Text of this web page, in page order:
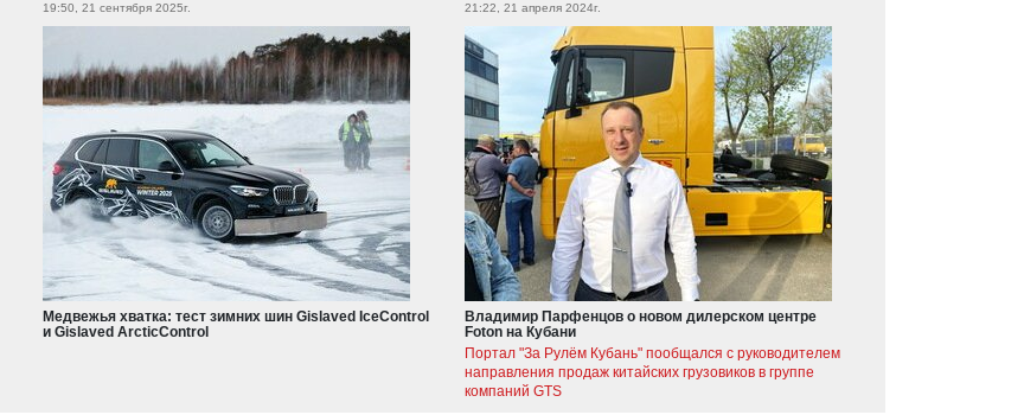
19:50, 21 сентября 2025г.
Медвежья хватка: тест зимних шин Gislaved IceControl
и Gislaved ArcticControl
21:22, 21 апреля 2024г.
Владимир Парфенцов о новом дилерском центре
Foton на Кубани
Портал "За Рулём Кубань" пообщался с руководителем
направления продаж китайских грузовиков в группе
компаний GTS